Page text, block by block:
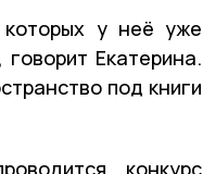
у неё уже
Екатерина.
под книги
конкурс